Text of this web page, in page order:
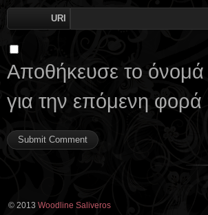
URI
Αποθήκευσε το όνομά
για την επόμενη
© 2013 Woodline Saliveros